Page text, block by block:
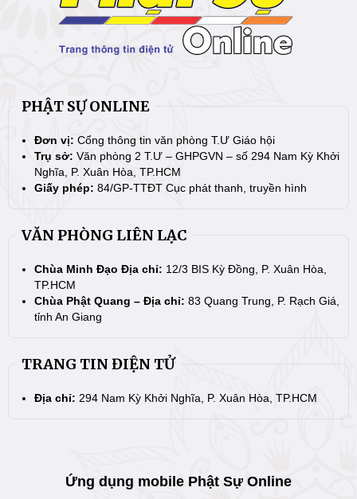
PHẬT SỰ ONLINE
Đơn vị: Cổng thông tin văn phòng T.Ư Giáo hội
Trụ sở: Văn phòng 2 T.Ư – GHPGVN – số 294 Nam Kỳ Khởi
Nghĩa, P. Xuân Hòa, TP.HCM
Giấy phép: 84/GP-TTĐT Cục phát thanh, truyền hình
VĂN PHÒNG LIÊN LẠC
Chùa Minh Đạo Địa chỉ: 12/3 BIS Kỳ Đồng, P. Xuân Hòa,
TP.HCM
Chùa Phật Quang – Địa chỉ: 83 Quang Trung, P. Rạch Giá,
tỉnh An Giang
TRANG TIN ĐIỆN TỬ
Địa chỉ: 294 Nam Kỳ Khởi Nghĩa, P. Xuân Hòa, TP.HCM
Ứng dụng mobile Phật Sự Online